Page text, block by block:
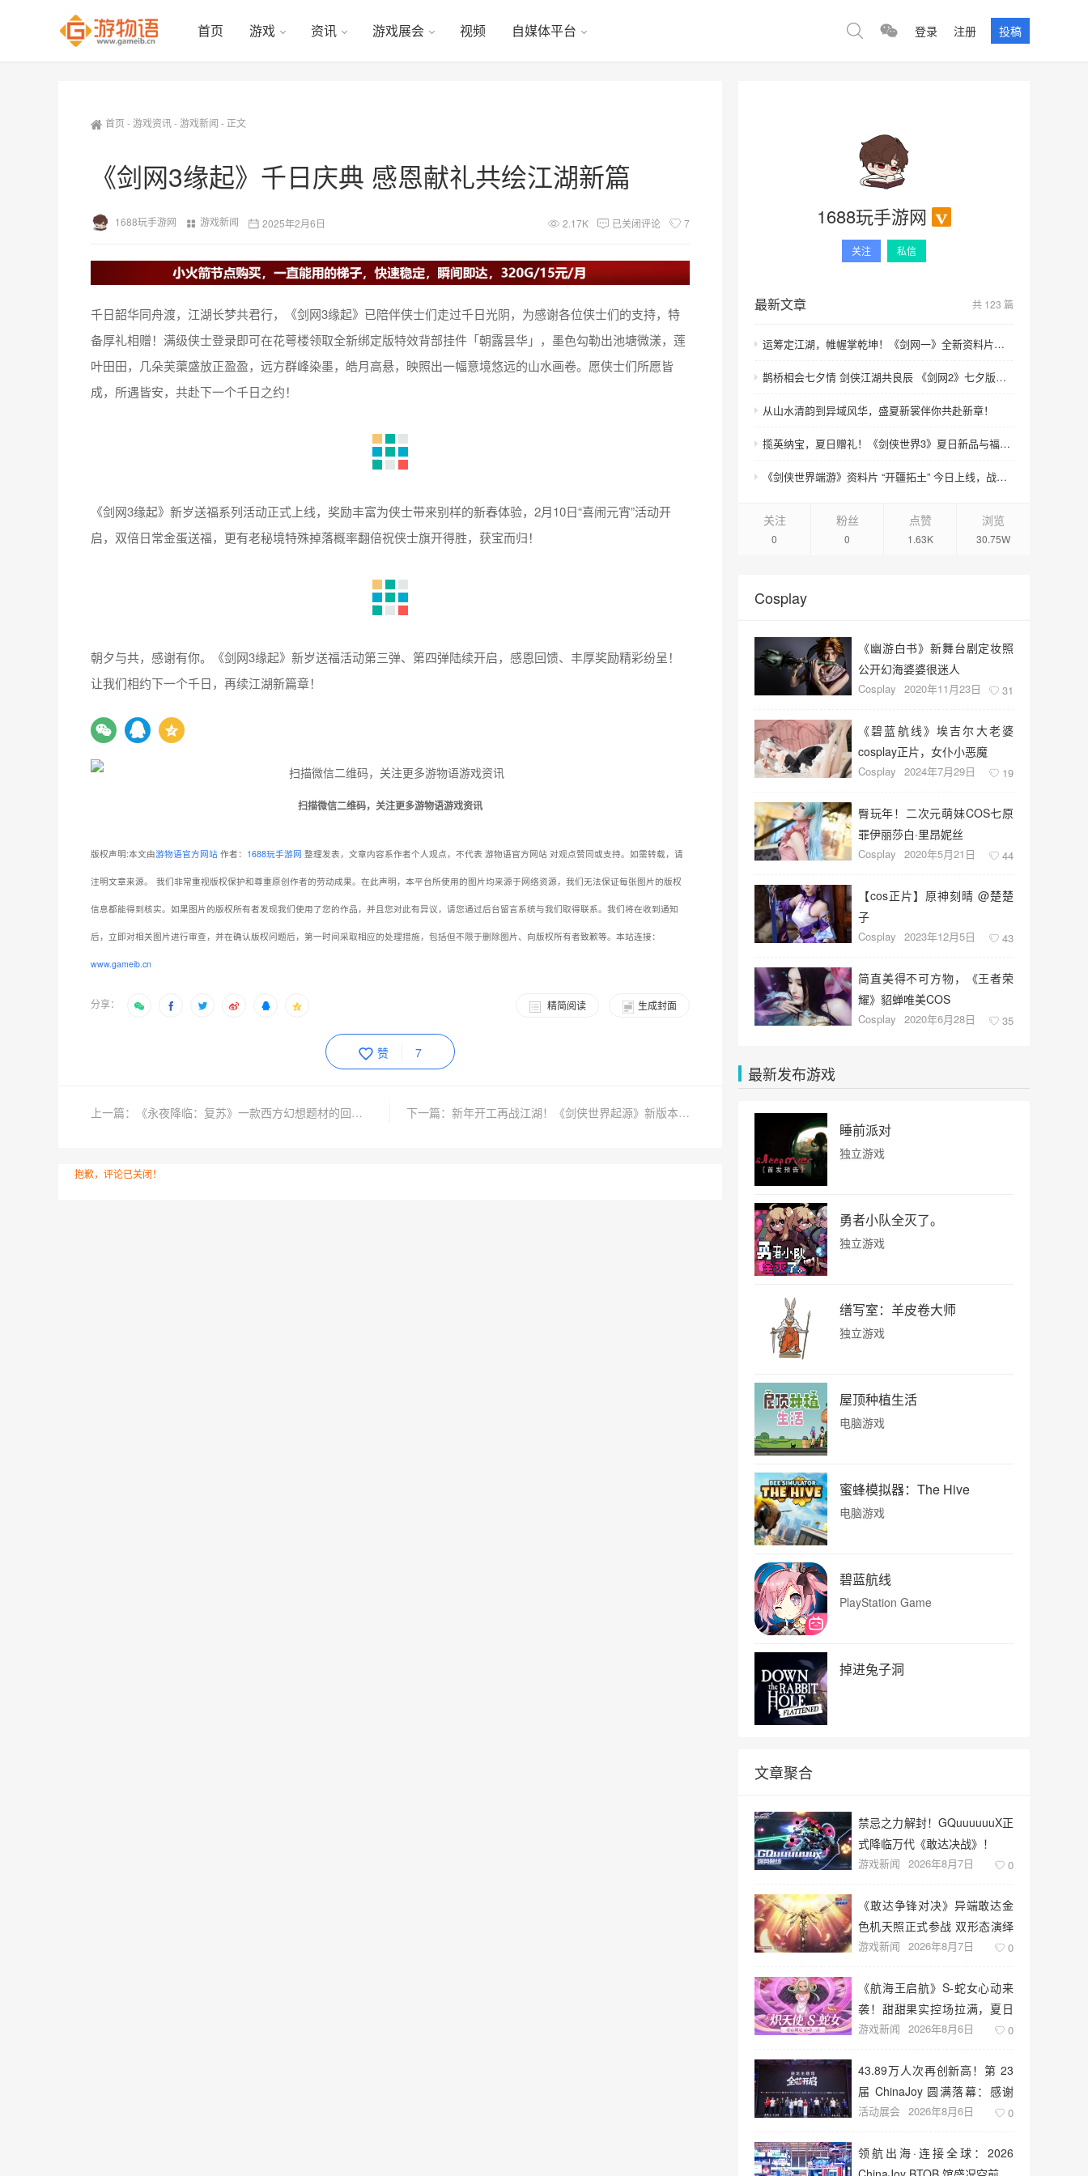
首页 游戏 资讯 游戏展会 视频 自媒体平台 登录 注册 投稿
首页 -游戏资讯-游戏新闻 - 正文
《剑网3缘起》千日庆典 感恩献礼共绘江湖新篇
1688玩手游网 游戏新闻 2025年2月6日 2.17K 已关闭评论 7
千日韶华同舟渡，江湖长梦共君行，《剑网3缘起》已陪伴侠士们走过千日光阴，为感谢各位侠士们的支持，特
备厚礼相赠！满级侠士登录即可在花萼楼领取全新绑定版特效背部挂件「朝露昙华」，墨色勾勒出池塘微漾，莲
叶田田，几朵芙蕖盛放正盈盈，远方群峰染墨，皓月高悬，映照出一幅意境悠远的山水画卷。愿侠士们所愿皆
成，所遇皆安，共赴下一个千日之约！
《剑网3缘起》新岁送福系列活动正式上线，奖励丰富为侠士带来别样的新春体验，2月10日“喜闹元宵”活动开
启，双倍日常金蛋送福，更有老秘境特殊掉落概率翻倍祝侠士旗开得胜，获宝而归！
朝夕与共，感谢有你。《剑网3缘起》新岁送福活动第三弹、第四弹陆续开启，感恩回馈、丰厚奖励精彩纷呈！
让我们相约下一个千日，再续江湖新篇章！
扫描微信二维码，关注更多游物语游戏资讯
版权声明:本文由游物语官方网站 作者： 1688玩手游网 整理发表，文章内容系作者个人观点，不代表 游物语官方网站 对观点赞同或支持。如需转载，请
注明文章来源。 我们非常重视版权保护和尊重原创作者的劳动成果。在此声明，本平台所使用的图片均来源于网络资源，我们无法保证每张图片的版权
信息都能得到核实。如果图片的版权所有者发现我们使用了您的作品，并且您对此有异议，请您通过后台留言系统与我们取得联系。我们将在收到通知
后，立即对相关图片进行审查，并在确认版权问题后，第一时间采取相应的处理措施，包括但不限于删除图片、向版权所有者致歉等。本站连接：
www.gameib.cn
分享： 生成封面
精简阅读
赞 7
上一篇：《永夜降临：复苏》一款西方幻想题材的回合制放置卡牌RPG手游 下一篇：新年开工再战江湖！《剑侠世界起源》新版本细节曝光
抱歉，评论已关闭！
1688玩手游网
关注 私信
最新文章 共 123 篇
运筹定江湖，帷幄掌乾坤！《剑网一》全新资料片【运筹帷幄】今日上线！
鹊桥相会七夕情 剑侠江湖共良辰 《剑网2》七夕版本今日浪漫开启！
从山水清韵到异域风华，盛夏新裳伴你共赴新章！
揽英纳宝，夏日赠礼！《剑侠世界3》夏日新品与福利上线！
《剑侠世界端游》资料片 “开疆拓土” 今日上线，战域领土开放，诚邀好友齐聚新服畅爽酣战
关注
0
粉丝
0
点赞
1.63K
浏览
30.75W
Cosplay
《幽游白书》新舞台剧定妆照
公开幻海婆婆很迷人
Cosplay 2020年11月23日 31
《碧蓝航线》埃吉尔大老婆
cosplay正片，女仆小恶魔
Cosplay 2024年7月29日 19
臀玩年！二次元萌妹COS七原
罪伊丽莎白·里昂妮丝
Cosplay 2020年5月21日 44
【cos正片】原神刻晴 @楚楚
子
Cosplay 2023年12月5日 43
简直美得不可方物，《王者荣
耀》貂蝉唯美COS
Cosplay 2020年6月28日 35
最新发布游戏
睡前派对
独立游戏
勇者小队全灭了。
独立游戏
缮写室：羊皮卷大师
独立游戏
屋顶种植生活
电脑游戏
蜜蜂模拟器：The Hive
电脑游戏
碧蓝航线
PlayStation Game
掉进兔子洞
文章聚合
禁忌之力解封！GQuuuuuuX正
式降临万代《敢达决战》！
游戏新闻 2026年8月7日 0
《敢达争锋对决》异端敢达金
色机天照正式参战 双形态演绎
空中战技
游戏新闻 2026年8月7日 0
《航海王启航》S-蛇女心动来
袭！甜甜果实控场拉满，夏日
盛宴开启
游戏新闻 2026年8月6日 0
43.89万人次再创新高！第 23
届 ChinaJoy 圆满落幕：感谢
有你，共赴这场“与 AI 同游”的
活动展会 2026年8月6日 0
领航出海·连接全球：2026